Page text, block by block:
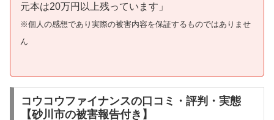
元本は20万円以上残っています」
※個人の感想であり実際の被害内容を保証するものではありませ
ん
コウコウファイナンスの口コミ・評判・実態
【砂川市の被害報告付き】